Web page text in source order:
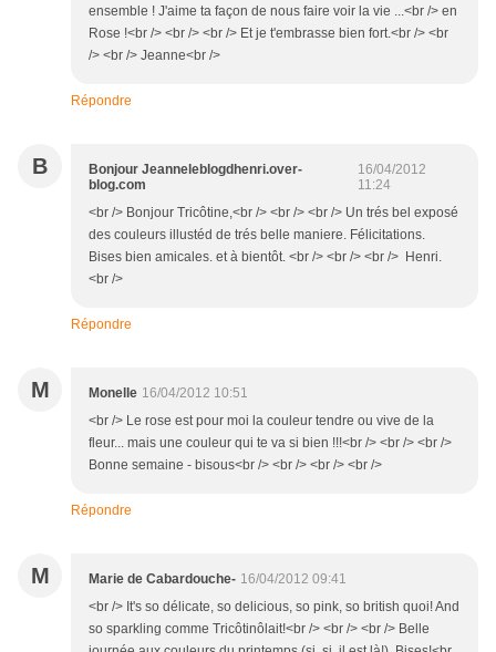
ensemble ! J'aime ta façon de nous faire voir la vie ...<br /> en
Rose !<br /> <br /> <br /> Et je t'embrasse bien fort.<br /> <br
/> <br /> Jeanne<br />
Répondre
B
Bonjour Jeanneleblogdhenri.over-
blog.com
16/04/2012
11:24
<br /> Bonjour Tricôtine,<br /> <br /> <br /> Un trés bel exposé
des couleurs illustéd de trés belle maniere. Félicitations.
Bises bien amicales. et à bientôt. <br /> <br /> <br /> Henri.
<br />
Répondre
M Monelle 16/04/2012 10:51
<br /> Le rose est pour moi la couleur tendre ou vive de la
fleur... mais une couleur qui te va si bien !!!<br /> <br /> <br />
Bonne semaine - bisous<br /> <br /> <br /> <br />
Répondre
M Marie de Cabardouche- 16/04/2012 09:41
<br /> It's so délicate, so delicious, so pink, so british quoi! And
so sparkling comme Tricôtinôlait!<br /> <br /> <br /> Belle